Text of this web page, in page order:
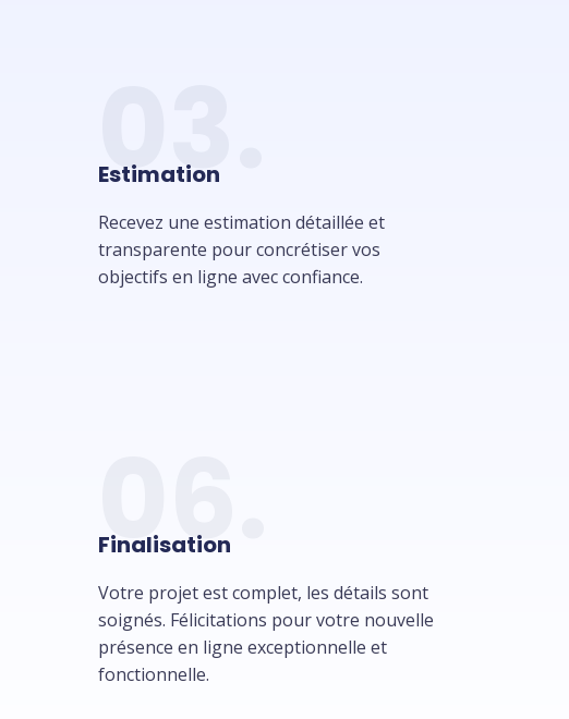
03.
Estimation
Recevez une estimation détaillée et
transparente pour concrétiser vos
objectifs en ligne avec confiance.
06.
Finalisation
Votre projet est complet, les détails sont
soignés. Félicitations pour votre nouvelle
présence en ligne exceptionnelle et
fonctionnelle.